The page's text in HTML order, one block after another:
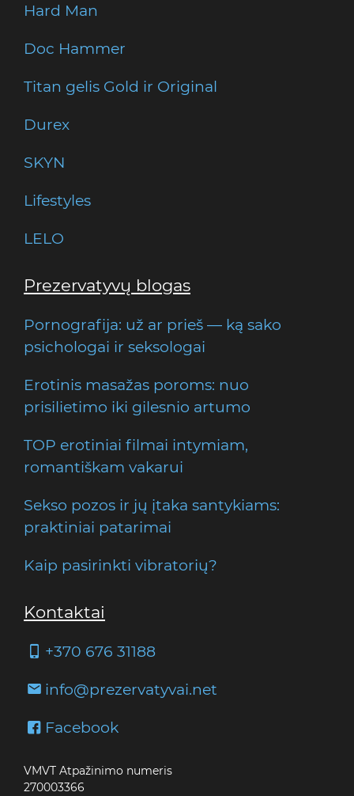
Hard Man
Doc Hammer
Titan gelis Gold ir Original
Durex
SKYN
Lifestyles
LELO
Prezervatyvų blogas
Pornografija: už ar prieš — ką sako
psichologai ir seksologai
Erotinis masažas poroms: nuo
prisilietimo iki gilesnio artumo
TOP erotiniai filmai intymiam,
romantiškam vakarui
Sekso pozos ir jų įtaka santykiams:
praktiniai patarimai
Kaip pasirinkti vibratorių?
Kontaktai
+370 676 31188
info@prezervatyvai.net
Facebook
VMVT Atpažinimo numeris
270003366